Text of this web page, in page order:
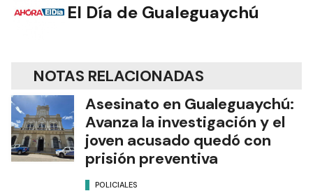
El Día de Gualeguaychú
NOTAS RELACIONADAS
Asesinato en Gualeguaychú:
Avanza la investigación y el
joven acusado quedó con
prisión preventiva
POLICIALES